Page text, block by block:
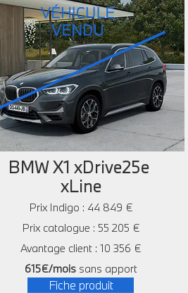
BMW X1 xDrive25e
xLine
Prix Indigo : 44 849 €
Prix catalogue : 55 205 €
Avantage client : 10 356 €
615€/mois sans apport
Fiche produit